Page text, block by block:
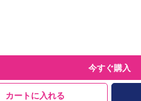
今すぐ購入
カートに入れる